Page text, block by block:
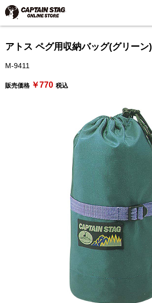
アトス ペグ用収納バッグ(グリーン)
M-9411
販売価格 ￥770 税込